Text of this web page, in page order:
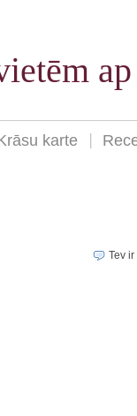
karte
Tev ir